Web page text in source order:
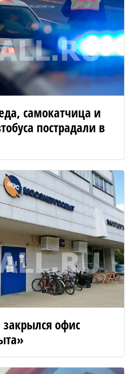
самокатчица и
пострадали в
офис